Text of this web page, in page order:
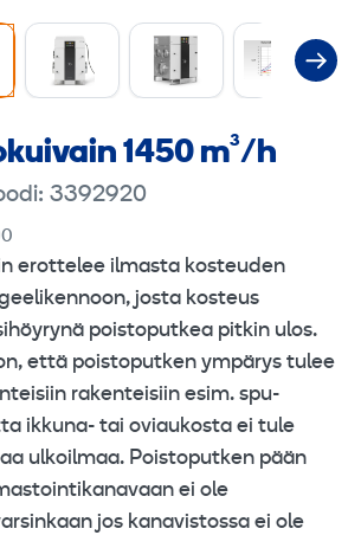
1450 m³/h
3392920
erottelee ilmasta kosteuden
josta kosteus
poistoputkea pitkin ulos.
että poistoputken ympärys tulee
rakenteisiin esim. spu-
ikkuna- tai oviaukosta ei tule
ulkoilmaa. Poistoputken pään
ei ole
jos kanavistossa ei ole